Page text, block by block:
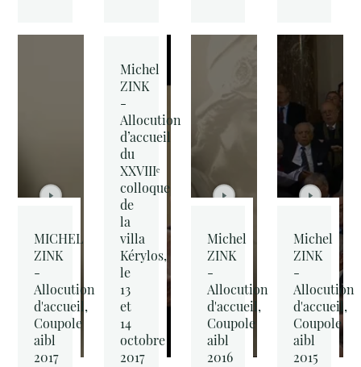
MICHEL
ZINK
-
Allocution
d'accueil,
Coupole
aibl
2017
Michel
ZINK
-
Allocution
d’accueil
du
XXVIIIᵉ
colloque
de
la
villa
Kérylos,
le
13
et
14
octobre
2017
Michel
ZINK
-
Allocution
d'accueil,
Coupole
aibl
2016
Michel
ZINK
-
Allocution
d'accueil,
Coupole
aibl
2015